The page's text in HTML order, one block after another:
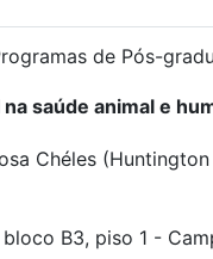
de Pós-
saúde animal e
Chéles
bloco B3, piso 1 -